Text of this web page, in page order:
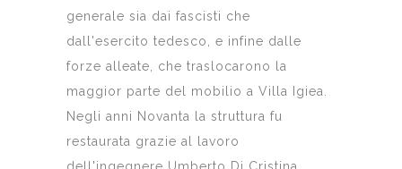
generale sia dai fascisti che
dall'esercito tedesco, e infine dalle
forze alleate, che traslocarono la
maggior parte del mobilio a Villa Igiea.
Negli anni Novanta la struttura fu
restaurata grazie al lavoro